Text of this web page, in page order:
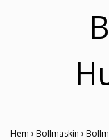
Hem › Bollmaskin ›